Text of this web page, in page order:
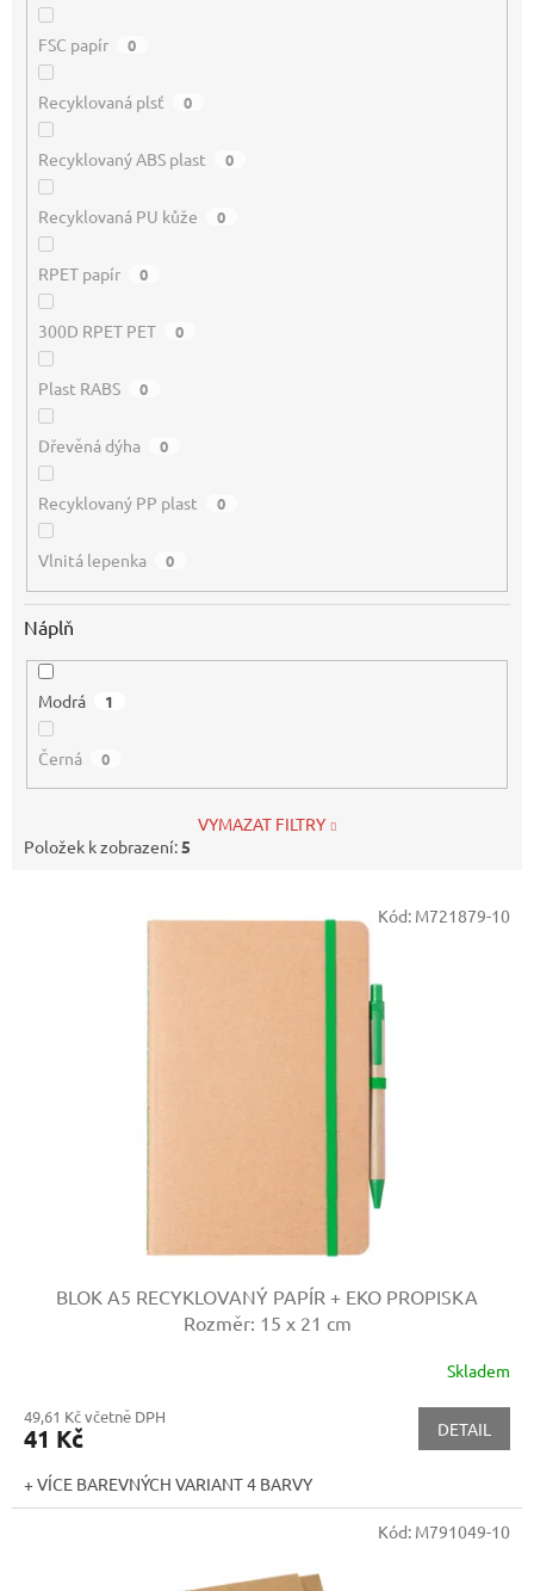
FSC papír 0
Recyklovaná plsť 0
Recyklovaný ABS plast 0
Recyklovaná PU kůže 0
RPET papír 0
300D RPET PET 0
Plast RABS 0
Dřevěná dýha 0
Recyklovaný PP plast 0
Vlnitá lepenka 0
Náplň
Modrá 1
Černá 0
VYMAZAT FILTRY
Položek k zobrazení:5
BLOK A5 RECYKLOVANÝ PAPÍR + EKO PROPISKA
Rozměr: 15 x 21 cm
Skladem
49,61 Kč včetně DPH
41 Kč DETAIL
+ VÍCE BAREVNÝCH VARIANT 4 BARVY
Kód: M721879-10
Kód: M791049-10